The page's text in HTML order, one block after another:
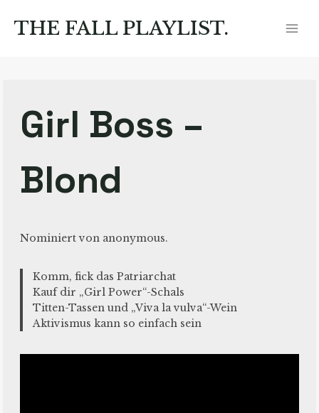
Inhalt
springen
THE FALL PLAYLIST.
Girl Boss –
Blond
Nominiert von anonymous.
Komm, fick das Patriarchat
Kauf dir „Girl Power“-Schals
Titten-Tassen und „Viva la vulva“-Wein
Aktivismus kann so einfach sein